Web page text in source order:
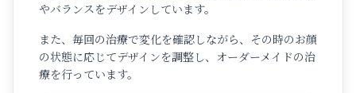
やバランスをデザインしています。
また、毎回の治療で変化を確認しながら、その時のお顔
の状態に応じてデザインを調整し、オーダーメイドの治
療を行っています。